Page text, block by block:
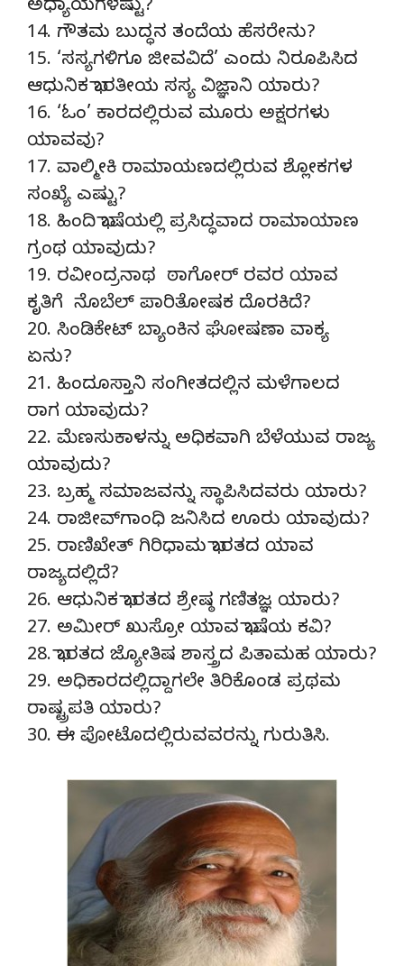
ಅಧ್ಯಾಯಗಳೆಷ್ಟು?
14. ಗೌತಮ ಬುದ್ಧನ ತಂದೆಯ ಹೆಸರೇನು?
15. ‘ಸಸ್ಯಗಳಿಗೂ ಜೀವವಿದೆ’ ಎಂದು ನಿರೂಪಿಸಿದ
ಆಧುನಿಕ ಭಾರತೀಯ ಸಸ್ಯ ವಿಜ್ಞಾನಿ ಯಾರು?
16. ‘ಓಂ’ ಕಾರದಲ್ಲಿರುವ ಮೂರು ಅಕ್ಷರಗಳು
ಯಾವವು?
17. ವಾಲ್ಮೀಕಿ ರಾಮಾಯಣದಲ್ಲಿರುವ ಶ್ಲೋಕಗಳ
ಸಂಖ್ಯೆ ಎಷ್ಟು?
18. ಹಿಂದಿ ಭಾಷೆಯಲ್ಲಿ ಪ್ರಸಿದ್ಧವಾದ ರಾಮಾಯಾಣ
ಗ್ರಂಥ ಯಾವುದು?
19. ರವೀಂದ್ರನಾಥ ಠಾಗೋರ್ ರವರ ಯಾವ
ಕೃತಿಗೆ ನೊಬೆಲ್ ಪಾರಿತೋಷಕ ದೊರಕಿದೆ?
20. ಸಿಂಡಿಕೇಟ್ ಬ್ಯಾಂಕಿನ ಘೋಷಣಾ ವಾಕ್ಯ
ಏನು?
21. ಹಿಂದೂಸ್ತಾನಿ ಸಂಗೀತದಲ್ಲಿನ ಮಳೆಗಾಲದ
ರಾಗ ಯಾವುದು?
22. ಮೆಣಸುಕಾಳನ್ನು ಅಧಿಕವಾಗಿ ಬೆಳೆಯುವ ರಾಜ್ಯ
ಯಾವುದು?
23. ಬ್ರಹ್ಮ ಸಮಾಜವನ್ನು ಸ್ಥಾಪಿಸಿದವರು ಯಾರು?
24. ರಾಜೀವ್‍ಗಾಂಧಿ ಜನಿಸಿದ ಊರು ಯಾವುದು?
25. ರಾಣಿಖೇತ್ ಗಿರಿಧಾಮ ಭಾರತದ ಯಾವ
ರಾಜ್ಯದಲ್ಲಿದೆ?
26. ಆಧುನಿಕ ಭಾರತದ ಶ್ರೇಷ್ಠ ಗಣಿತಜ್ಞ ಯಾರು?
27. ಅಮೀರ್ ಖುಸ್ರೋ ಯಾವ ಭಾಷೆಯ ಕವಿ?
28. ಭಾರತದ ಜ್ಯೋತಿಷ ಶಾಸ್ತ್ರದ ಪಿತಾಮಹ ಯಾರು?
29. ಅಧಿಕಾರದಲ್ಲಿದ್ದಾಗಲೇ ತಿರಿಕೊಂಡ ಪ್ರಥಮ
ರಾಷ್ಟ್ರಪತಿ ಯಾರು?
30. ಈ ಪೋಟೊದಲ್ಲಿರುವವರನ್ನು ಗುರುತಿಸಿ.